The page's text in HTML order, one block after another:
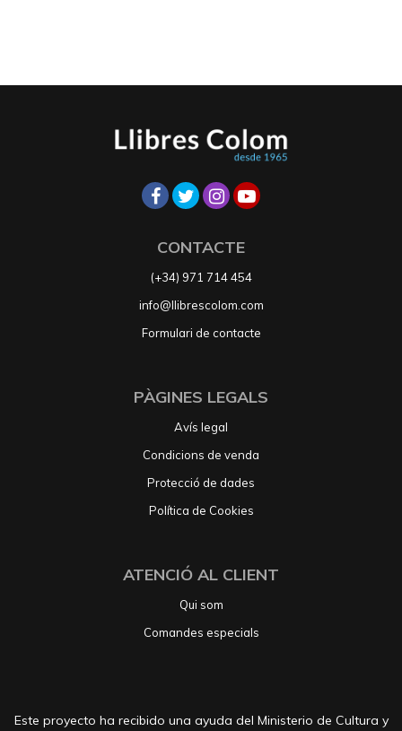
CONTACTE
(+34) 971 714 454
info@llibrescolom.com
Formulari de contacte
PÀGINES LEGALS
Avís legal
Condicions de venda
Protecció de dades
Política de Cookies
ATENCIÓ AL CLIENT
Qui som
Comandes especials
Este proyecto ha recibido una ayuda del Ministerio de Cultura y